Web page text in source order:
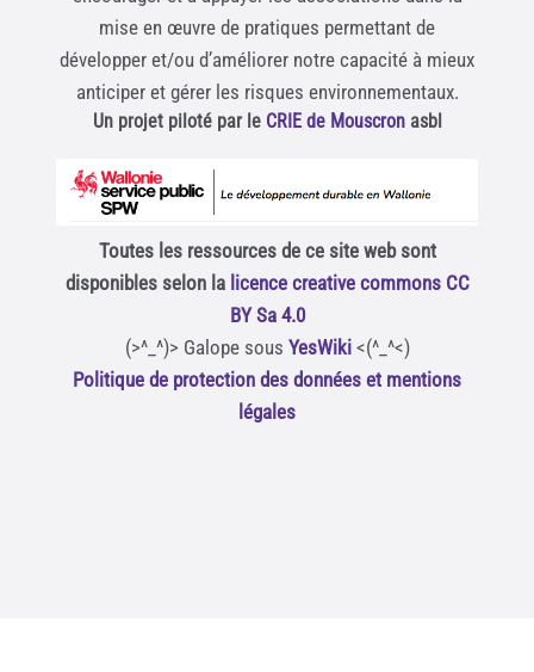
mise en œuvre de pratiques permettant de
développer et/ou d’améliorer notre capacité à mieux
anticiper et gérer les risques environnementaux.
Un projet piloté par le CRIE de Mouscronasbl
Toutes les ressources de ce site web sont
disponibles selon la licence creative commons CC
BY Sa 4.0
(>^_^)> Galope sous YesWiki<(^_^<)
Politique de protection des données et mentions
légales